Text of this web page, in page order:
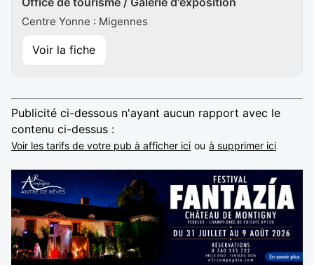
Centre Yonne : Migennes
Voir la fiche
Publicité ci-dessous n'ayant aucun rapport avec le
contenu ci-dessus :
Voir les tarifs de votre pub à afficher ici ou à supprimer ici